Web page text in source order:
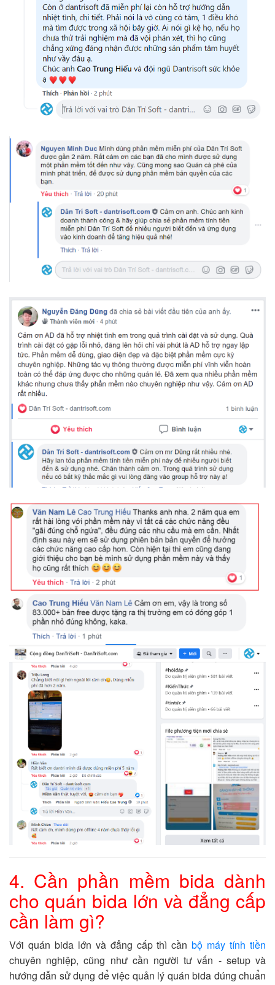
4. Cần phần mềm bida dành
cho quán bida lớn và đẳng cấp
cần làm gì?
Với quán bida lớn và đẳng cấp thì cầnbộ máy tính tiền
chuyên nghiệp, cũng như cần người tư vấn - setup và
hướng dẫn sử dụng để việc quản lý quán bida đúng chuẩn